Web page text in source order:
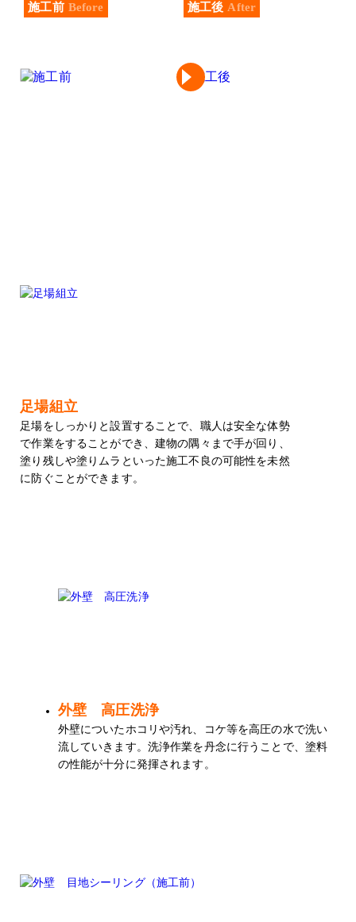
施工前 Before 施工後 After
足場組立
足場をしっかりと設置することで、職人は安全な体勢
で作業をすることができ、建物の隅々まで手が回り、
塗り残しや塗りムラといった施工不良の可能性を未然
に防ぐことができます。
外壁 高圧洗浄
外壁についたホコリや汚れ、コケ等を高圧の水で洗い
流していきます。洗浄作業を丹念に行うことで、塗料
の性能が十分に発揮されます。